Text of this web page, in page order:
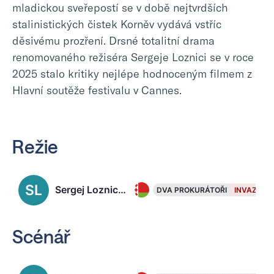
mladickou sveřepostí se v době nejtvrdších
stalinistických čistek Korněv vydává vstříc
děsivému prozření. Drsné totalitní drama
renomovaného režiséra Sergeje Loznici se v roce
2025 stalo kritiky nejlépe hodnoceným filmem z
Hlavní soutěže festivalu v Cannes.
Režie
SL Sergej Loznica, 61 DVA PROKURÁTOŘI INVAZE
Scénář